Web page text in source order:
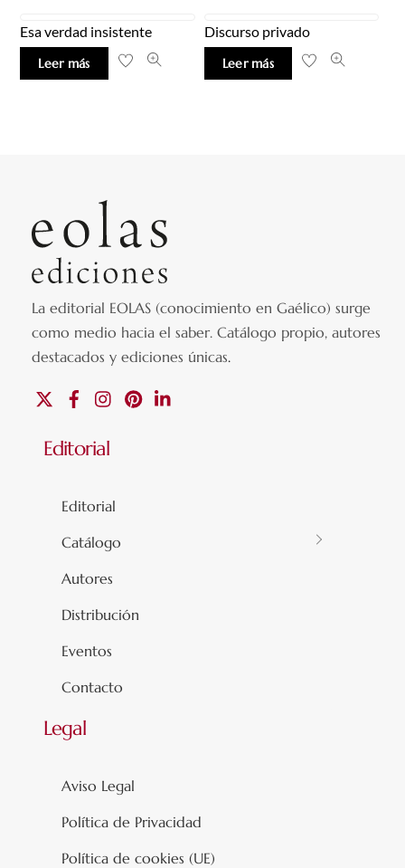
Esa verdad insistente
Leer más
Discurso privado
Leer más
La editorial EOLAS (conocimiento en Gaélico) surge
como medio hacia el saber.Catálogo propio, autores
destacados y ediciones únicas.
FacebookInstagramPinterest
Editorial
Editorial
Catálogo
Autores
Distribución
Eventos
Contacto
Legal
Aviso Legal
Política de Privacidad
Política de cookies (UE)